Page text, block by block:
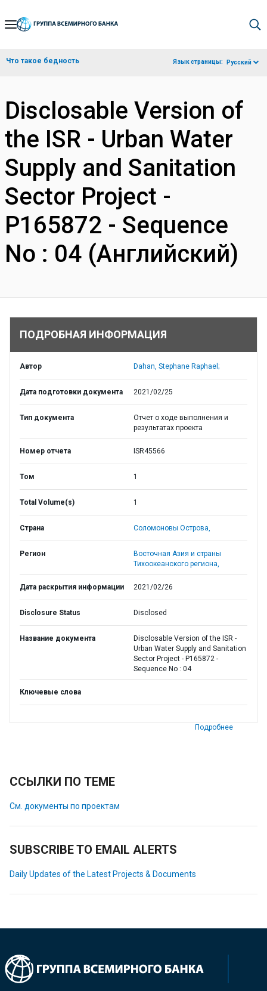
Skip
Navigation
Что такое бедность Язык страницы: Русский
Disclosable Version of
the ISR - Urban Water
Supply and Sanitation
Sector Project -
P165872 - Sequence
No : 04 (Английский)
ПОДРОБНАЯ ИНФОРМАЦИЯ
Автор Dahan, Stephane Raphael;
Дата подготовки документа 2021/02/25
Тип документа
Отчет о ходе выполнения и
результатах проекта
Номер отчета ISR45566
Том 1
Total Volume(s) 1
Страна Соломоновы Острова,
Регион
Восточная Азия и страны
Тихоокеанского региона,
Дата раскрытия информации 2021/02/26
Disclosure Status Disclosed
Название документа
Disclosable Version of the ISR -
Urban Water Supply and Sanitation
Sector Project - P165872 -
Sequence No : 04
Ключевые слова
Подробнее
ССЫЛКИ ПО ТЕМЕ
См. документы по проектам
SUBSCRIBE TO EMAIL ALERTS
Daily Updates of the Latest Projects & Documents